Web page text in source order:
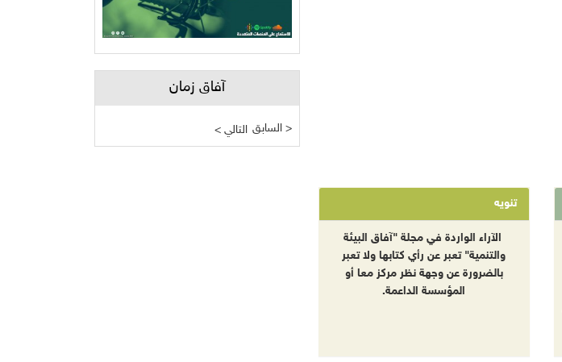
آفاق زمان
< التالي السابق >
تنويه
الآراء الواردة في مجلة "آفاق البيئة
والتنمية" تعبر عن رأي كتابها ولا تعبر
بالضرورة عن وجهة نظر مركز معا أو
المؤسسة الداعمة.